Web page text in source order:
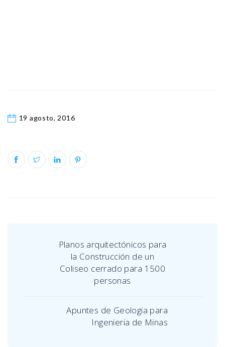
19 agosto, 2016
Planos arquitectónicos para
la Construcción de un
Coliseo cerrado para 1500
personas
Apuntes de Geologia para
Ingenieria de Minas